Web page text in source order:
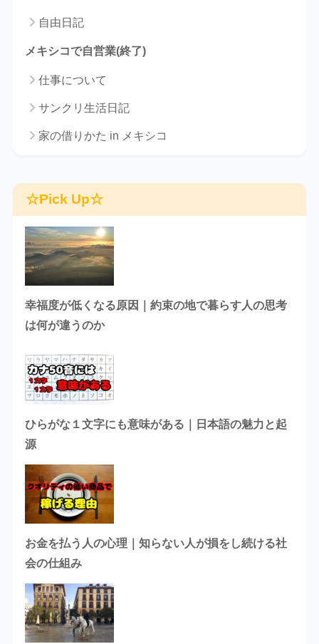
自由日記
メキシコで自営業(終了)
仕事について
サンクリ生活日記
家の借りかた in メキシコ
☆Pick Up☆
幸福度が低くなる原因｜約束の地で暮らす人の思考
は何が違うのか
ひらがな１文字にも意味がある｜日本語の魅力と起
源
お金を払う人の心理｜知らない人が損をし続ける社
会の仕組み